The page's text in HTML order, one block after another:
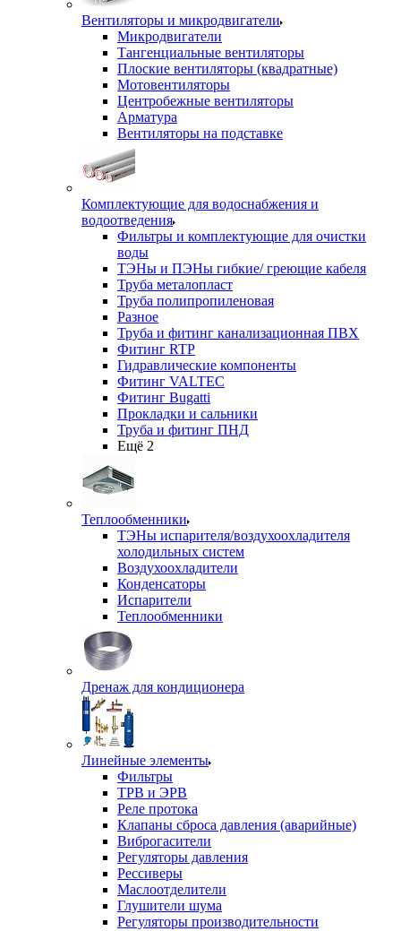
Вентиляторы и микродвигатели
Микродвигатели
Тангенциальные вентиляторы
Плоские вентиляторы (квадратные)
Мотовентиляторы
Центробежные вентиляторы
Арматура
Вентиляторы на подставке
Комплектующие для водоснабжения и
водоотведения
Фильтры и комплектующие для очистки
воды
ТЭНы и ПЭНы гибкие/ греющие кабеля
Труба металопласт
Труба полипропиленовая
Разное
Труба и фитинг канализационная ПВХ
Фитинг RTP
Гидравлические компоненты
Фитинг VALTEC
Фитинг Bugatti
Прокладки и сальники
Труба и фитинг ПНД
Ещё 2
Теплообменники
ТЭНы испарителя/воздухоохладителя
холодильных систем
Воздухоохладители
Конденсаторы
Испарители
Теплообменники
Дренаж для кондиционера
Линейные элементы
Фильтры
ТРВ и ЭРВ
Реле протока
Клапаны сброса давления (аварийные)
Виброгасители
Регуляторы давления
Рессиверы
Маслоотделители
Глушители шума
Регуляторы производительности